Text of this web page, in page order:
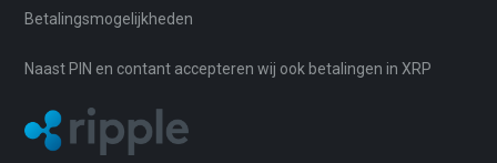
Betalingsmogelijkheden
Naast PIN en contant accepteren wij ook betalingen in XRP